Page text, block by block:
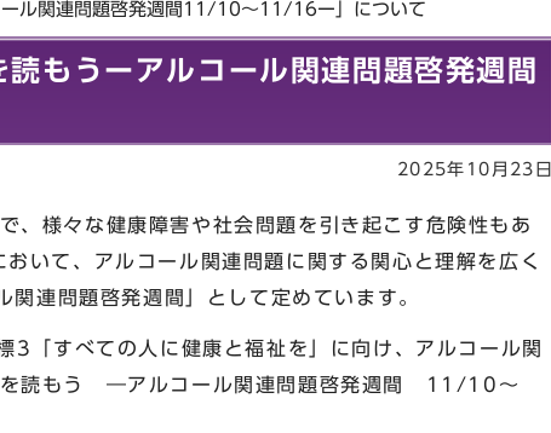
ール関連問題啓発週間11/10～11/16ー」について
もうーアルコール関連問題啓発週間
2025年10月23日
、様々な健康障害や社会問題を引き起こす危険性もあ
いて、アルコール関連問題に関する関心と理解を広く
連問題啓発週間」として定めています。
3「すべての人に健康と福祉を」に向け、アルコール関
を読もう ―アルコール関連問題啓発週間 11/10～